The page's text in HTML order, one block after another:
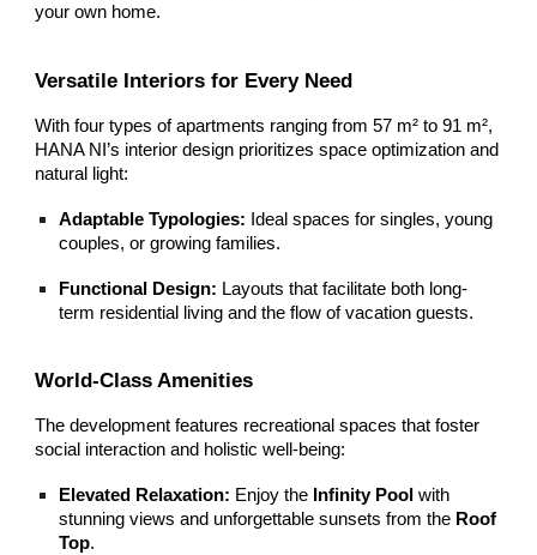
your own home.
Versatile Interiors for Every Need
With four types of apartments ranging from 57 m² to 91 m²,
HANA NI’s interior design prioritizes space optimization and
natural light:
Adaptable Typologies: Ideal spaces for singles, young
couples, or growing families.
Functional Design: Layouts that facilitate both long-
term residential living and the flow of vacation guests.
World-Class Amenities
The development features recreational spaces that foster
social interaction and holistic well-being:
Elevated Relaxation: Enjoy the Infinity Pool with
stunning views and unforgettable sunsets from the Roof
Top.